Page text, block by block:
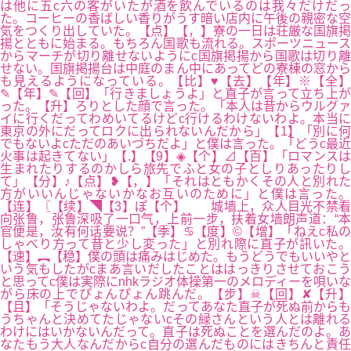
は他に五c六の客がいたが酒を飲んでいるのは我々だけだっ
た。コーヒーの香ばしい香りがうす暗い店内に午後の親密な空
気をつくり出していた。【点】【，】寮の一日は荘厳な国旗掲
揚とともに始まる。もちろん国歌も流れる。スポーツニュース
からマーチが切り離せないようにc国旗掲揚から国歌は切り離
せない。国旗掲揚台は中庭のまん中にあってどの寮棟の窓から
も見えるようになっている。【比】♥【去】【年】※【全】
✎【年】✎【回】「行きましょうよ」と直子が言って立ち上が
った。【升】ろりとした顔で言った。「本人は昔からウルグァ
イに行くだってわめいてるけどc行けるわけないわよ。本当に
東京の外にだってロクに出られないんだから」【1】「別に何
でもないよcただのあいづちだよ」と僕は言った。「どうc最近
火事は起きてない」【.】【9】◈【个】⊿【百】「ロマンスは
生まれたりするのかしら旅先でふと女の子としりあったりし
て」【分】♪【点】❥【，】「それはともかくその人と別れた
方がいいんじゃないかなお互いのために」と僕は言った。
【连】〖【续】◥【3】ぽ【个】 城墙上，众人目光不禁看
向张鲁，张鲁深吸了一口气，上前一步，扶着女墙朗声道：“本
官便是，汝有何话要说？”【季】♋【度】©【增】「ねえc私の
しゃべり方って昔と少し変った」と別れ際に直子が訊いた。
【速】︻【稳】僕の頭は痛みはじめた。もうどうでもいいやと
いう気もしたがcまあ言いだしたことははっきりさせておこう
と思ってc僕は実際にnhkラジオ体操第一のメロディーを唄いな
がら床の上でぴょんぴょん跳んだ。【步】☠【回】✘【升】
【且】「そうじゃないわよ。だってあなた直子が死ぬ前からも
うちゃんと決めてたじゃないcその緑さんという人とは離れる
わけにはいかないんだって。直子は死ぬことを選んだのよ。あ
なたもう大人なんだからc自分の選んだものにはきちんと責任